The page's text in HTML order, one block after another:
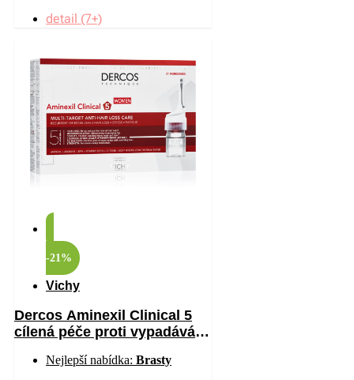
detail (7+)
-21%
Vichy
Dercos Aminexil Clinical 5
cílená péče proti vypadávání
Nejlepší nabídka: Brasty